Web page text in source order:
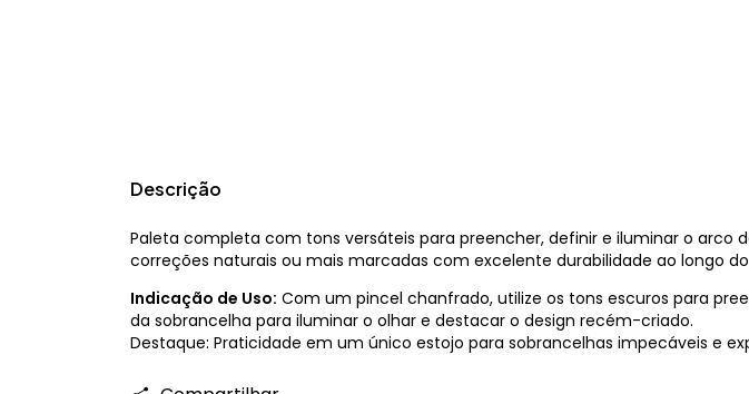
Descrição
Paleta completa com tons versáteis para preencher, definir e iluminar o arco
correções naturais ou mais marcadas com excelente durabilidade ao longo
Indicação de Uso: Com um pincel chanfrado, utilize os tons escuros para
da sobrancelha para iluminar o olhar e destacar o design recém-criado.
Destaque: Praticidade em um único estojo para sobrancelhas impecáveis e